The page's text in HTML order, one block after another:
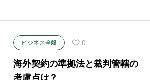
ビジネス全般 0
海外契約の準拠法と裁判管轄の
考慮点は？